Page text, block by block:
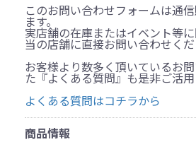
このお問い合わせフォームは通
ます。
実店舗の在庫またはイベント等
当の店舗に直接お問い合わせくだ
お客様より数多く頂いているお
た『よくある質問』も是非ご活
よくある質問はコチラから
商品情報